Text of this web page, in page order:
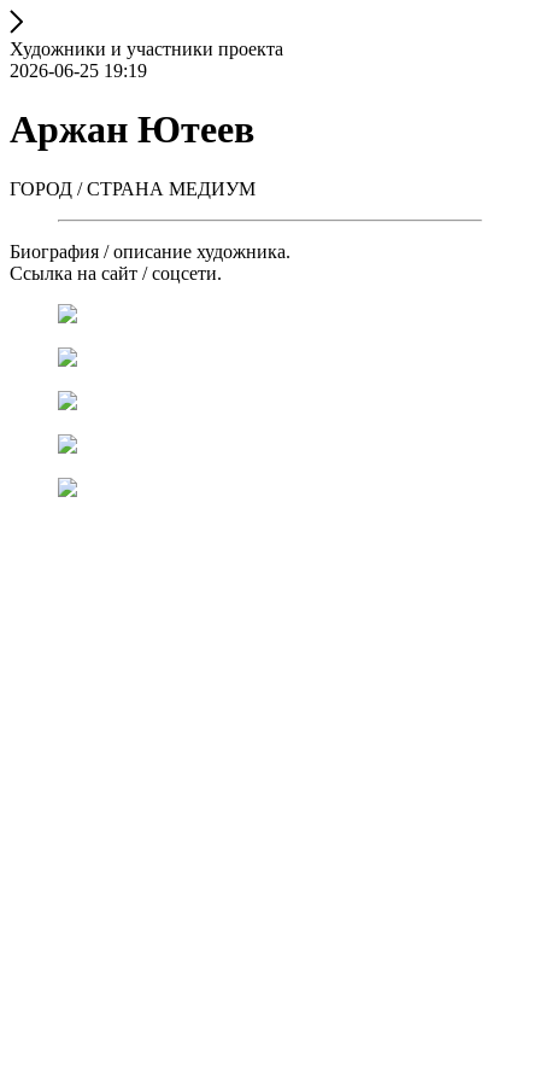
Художники и участники проекта
2026-06-25 19:19
Аржан Ютеев
ГОРОД / СТРАНА МЕДИУМ
Биография / описание художника.
Ссылка на сайт / соцсети.